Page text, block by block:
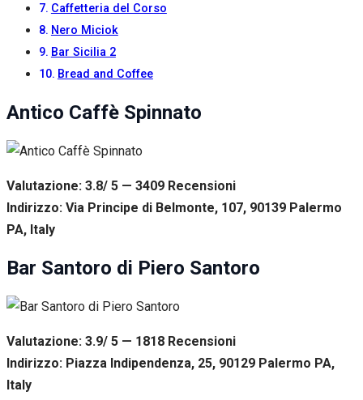
Caffetteria del Corso
Nero Miciok
Bar Sicilia 2
Bread and Coffee
Antico Caffè Spinnato
Valutazione: 3.8/ 5 — 3409 Recensioni
Indirizzo: Via Principe di Belmonte, 107, 90139 Palermo
PA, Italy
Bar Santoro di Piero Santoro
Valutazione: 3.9/ 5 — 1818 Recensioni
Indirizzo: Piazza Indipendenza, 25, 90129 Palermo PA,
Italy